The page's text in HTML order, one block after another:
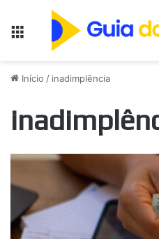
Início / inadimplência